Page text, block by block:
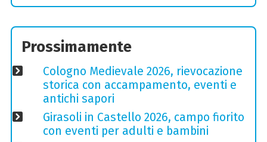
Prossimamente
Cologno Medievale 2026, rievocazione
storica con accampamento, eventi e
antichi sapori
Girasoli in Castello 2026, campo fiorito
con eventi per adulti e bambini